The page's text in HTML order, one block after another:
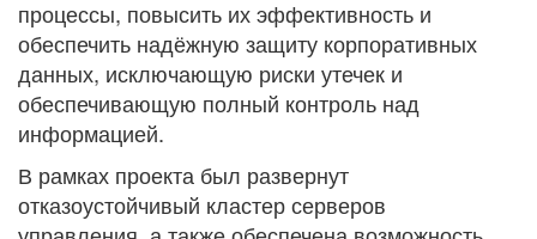
процессы, повысить их эффективность и
обеспечить надёжную защиту корпоративных
данных, исключающую риски утечек и
обеспечивающую полный контроль над
информацией.
В рамках проекта был развернут
отказоустойчивый кластер серверов